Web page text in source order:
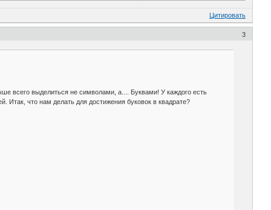
Цитировать
3
всего выделиться не символами, а.... Буквами! У каждого есть
Итак, что нам делать для достижения буковок в квадрате?